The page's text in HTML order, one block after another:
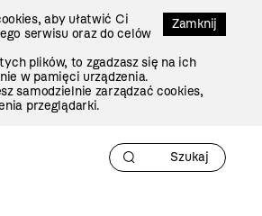
Zamknij
aby ułatwić Ci
serwisu oraz do celów
plików, to zgadzasz się na ich
w pamięci urządzenia.
samodzielnie zarządzać cookies,
przeglądarki.